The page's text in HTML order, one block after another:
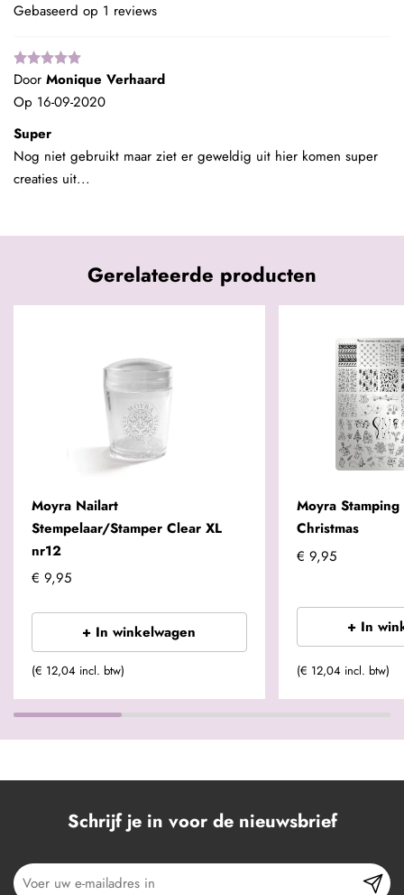
Gebaseerd op 1 reviews
Door Monique Verhaard
Op 16-09-2020
Super
Nog niet gebruikt maar ziet er geweldig uit hier komen super
creaties uit...
Gerelateerde producten
Moyra Nailart
Stempelaar/Stamper Clear XL
nr12
€ 9,95
+ In winkelwagen
(€ 12,04 incl. btw)
Moyra
Christmas
€ 9,95
+ In
(€ 12,04 incl. btw)
Schrijf je in voor de nieuwsbrief